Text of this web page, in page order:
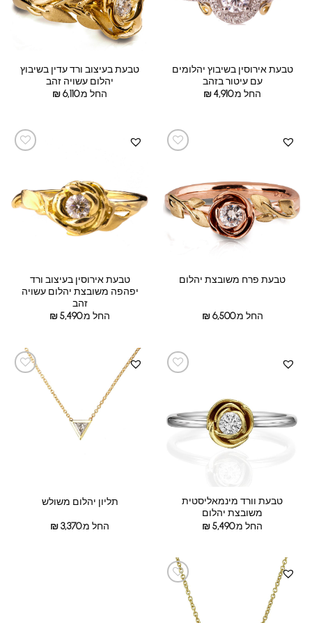
טבעת אירוסין בשיבוץ יהלומים
עם עיטור בזהב
החל מ:
₪4,910
טבעת בעיצוב ורד עדין בשיבוץ
יהלום עשויה זהב
החל מ:
₪6,110
טבעת פרח משובצת יהלום
החל מ: ₪6,500
טבעת אירוסין בעיצוב ורד
יפהפה משובצת יהלום עשויה
זהב
החל מ:
₪5,490
טבעת וורד מינמאליסטית
משובצת יהלום
החל מ:
₪5,490
תליון יהלום משולש
החל מ: ₪3,370